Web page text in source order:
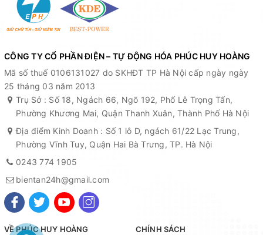
CÔNG TY CỔ PHẦN ĐIỆN – TỰ ĐỘNG HÓA PHÚC HUY HOÀNG
Mã số thuế 0106131027 do SKHĐT TP Hà Nội cấp ngày ngày
25 tháng 03 năm 2013
Trụ Sở : Số 18, Ngách 66, Ngõ 192, Phố Lê Trọng Tấn,
Phường Khương Mai, Quận Thanh Xuân, Thành Phố Hà Nội
Địa điểm Kinh Doanh : Số 1 lô D, ngách 61/22 Lạc Trung,
Phường Vĩnh Tuy, Quận Hai Bà Trưng, TP. Hà Nội
0243 774 1905
bientan24h@gmail.com
VỀ PHÚC HUY HOÀNG CHÍNH SÁCH